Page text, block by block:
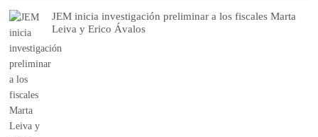
JEM inicia investigación preliminar a los fiscales Marta
Leiva y Erico Ávalos